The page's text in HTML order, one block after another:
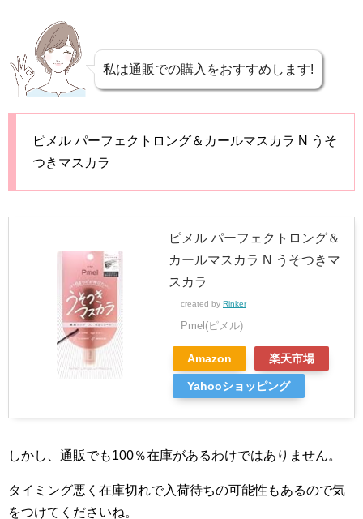
私は通販での購入をおすすめします!
ピメル パーフェクトロング＆カールマスカラ N うそ
つきマスカラ
ピメル パーフェクトロング＆
カールマスカラ N うそつきマ
スカラ
created by Rinker
Pmel(ピメル)
Amazon 楽天市場
Yahooショッピング
しかし、通販でも100％在庫があるわけではありません。
タイミング悪く在庫切れで入荷待ちの可能性もあるので気
をつけてくださいね。